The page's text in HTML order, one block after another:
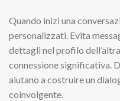
Quando inizi una
personalizzati. Evita
dettagli nel profilo
connessione significativa.
aiutano a costruire un
coinvolgente.